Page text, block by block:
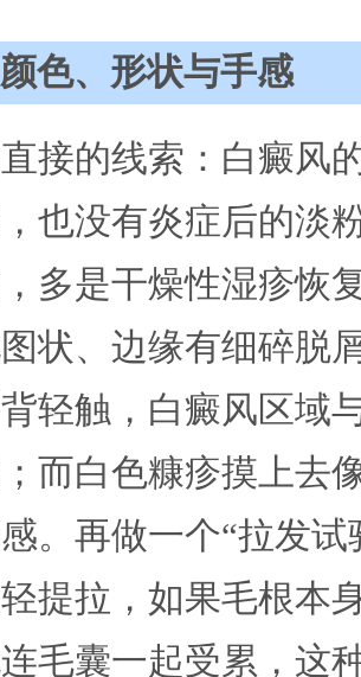
色、形状与手感
接的线索：白癜风
也没有炎症后的淡
多是干燥性湿疹恢
状、边缘有细碎脱
轻触，白癜风区域
而白色糠疹摸上去
。再做一个“拉发
提拉，如果毛根本
毛囊一起受累，这